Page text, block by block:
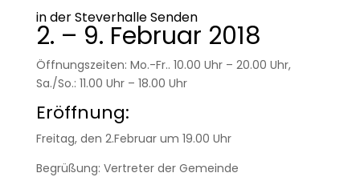
in der Steverhalle Senden
2. – 9. Februar 2018
Öffnungszeiten: Mo.-Fr.. 10.00 Uhr – 20.00 Uhr,
Sa./So.: 11.00 Uhr – 18.00 Uhr
Eröffnung:
Freitag, den 2.Februar um 19.00 Uhr
Begrüßung: Vertreter der Gemeinde